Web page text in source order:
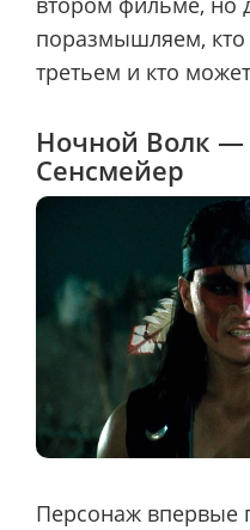
поразмышляем,
третьем и кто
Ночной Волк
Сенсмейер
Персонаж впервые